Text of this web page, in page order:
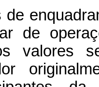
de
de
valores